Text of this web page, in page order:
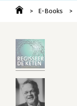
E-Books